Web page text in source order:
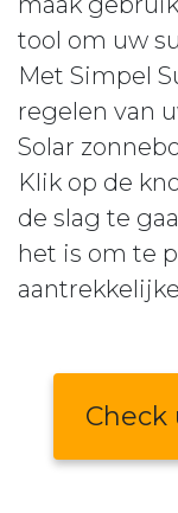
tool om uw
Met Simpel
regelen van
Solar
Klik op de
de slag te
het is om te
Check